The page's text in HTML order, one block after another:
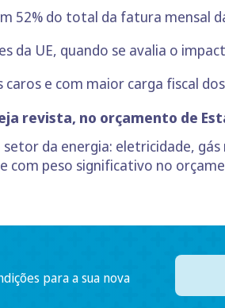
52% do total da fatura mensal
da UE, quando se avalia o
e com maior carga fiscal dos
revista, no orçamento de
da energia: eletricidade,
com peso significativo no
para a sua nova